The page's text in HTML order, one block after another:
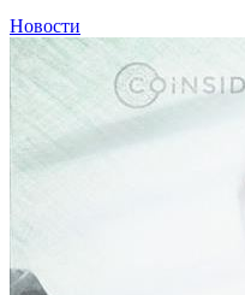
Новости